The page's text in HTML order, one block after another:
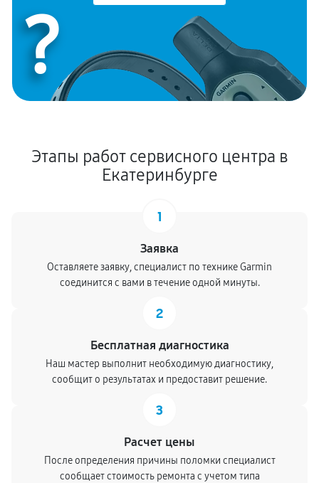
?
Этапы работ сервисного центра в
Екатеринбурге
1
Заявка
Оставляете заявку, специалист по технике Garmin
соединится с вами в течение одной минуты.
2
Бесплатная диагностика
Наш мастер выполнит необходимую диагностику,
сообщит о результатах и предоставит решение.
3
Расчет цены
После определения причины поломки специалист
сообщает стоимость ремонта с учетом типа